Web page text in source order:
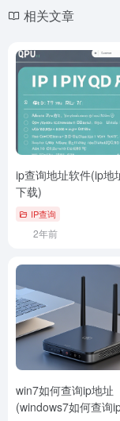
相关文章
ip查询地址软件(ip地
下载)
IP查询
2年前
win7如何查询ip地址
(windows7如何查询